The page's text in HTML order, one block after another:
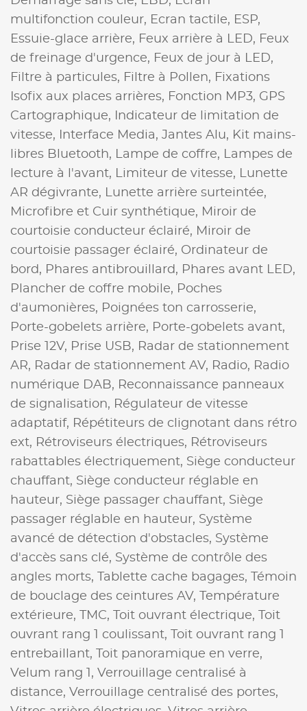
multifonction couleur, Ecran tactile, ESP,
Essuie-glace arrière, Feux arrière à LED, Feux
de freinage d'urgence, Feux de jour à LED,
Filtre à particules, Filtre à Pollen, Fixations
Isofix aux places arrières, Fonction MP3, GPS
Cartographique,
Indicateur de limitation de
vitesse,
Interface Media, Jantes Alu, Kit mains-
libres Bluetooth,
Lampe de coffre,
Lampes de
lecture à l'avant,
Limiteur de vitesse,
Lunette
AR dégivrante,
Lunette arrière surteintée,
Microfibre et Cuir synthétique, Miroir de
courtoisie conducteur éclairé, Miroir de
courtoisie passager éclairé, Ordinateur de
bord, Phares antibrouillard, Phares avant LED,
Plancher de coffre mobile, Poches
d'aumonières, Poignées ton carrosserie,
Porte-gobelets arrière, Porte-gobelets avant,
Prise 12V, Prise USB, Radar de stationnement
AR, Radar de stationnement AV, Radio, Radio
numérique DAB, Reconnaissance panneaux
de signalisation, Régulateur de vitesse
adaptatif, Répétiteurs de clignotant dans rétro
ext, Rétroviseurs électriques, Rétroviseurs
rabattables électriquement, Siège conducteur
chauffant, Siège conducteur réglable en
hauteur, Siège passager chauffant, Siège
passager réglable en hauteur, Système
avancé de détection d'obstacles, Système
d'accès sans clé, Système de contrôle des
angles morts,
Tablette cache bagages,
Témoin
de bouclage des ceintures AV,
Température
extérieure,
TMC, Toit ouvrant électrique,
Toit
ouvrant rang 1 coulissant,
Toit ouvrant rang 1
entrebaillant,
Toit panoramique en verre,
Velum rang 1, Verrouillage centralisé à
distance, Verrouillage centralisé des portes,